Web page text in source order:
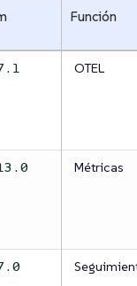
Función
OTEL
Métricas